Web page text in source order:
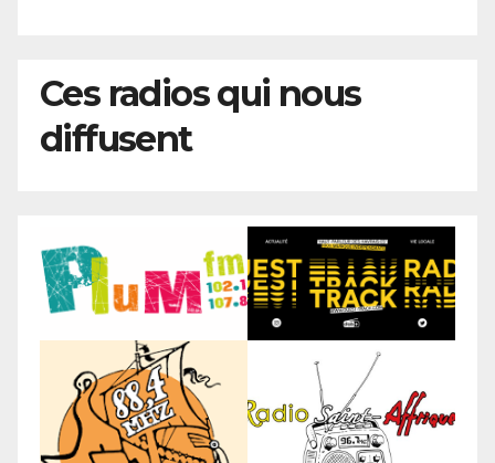
Ces radios qui nous
diffusent